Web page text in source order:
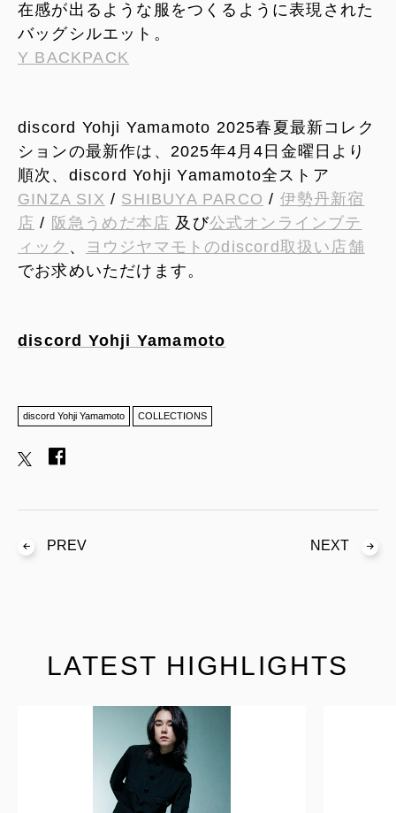
在感が出るような服をつくるように表現された
バッグシルエット。
Y BACKPACK
discord Yohji Yamamoto 2025春夏最新コレク
ションの最新作は、2025年4月4日金曜日より
順次、discord Yohji Yamamoto全ストア
GINZA SIX / SHIBUYA PARCO / 伊勢丹新宿
店 / 阪急うめだ本店 及び公式オンラインブテ
ィック 、
ヨウジヤマモトのdiscord取扱い店舗
でお求めいただけます。
discord Yohji Yamamoto
discord Yohji Yamamoto COLLECTIONS
PREV NEXT
LATEST HIGHLIGHTS